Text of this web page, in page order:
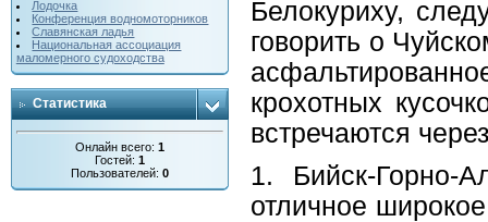
Лодочка
Конференция водномоторников
Славянская ладья
Национальная ассоциация
маломерного судоходства
Статистика
Онлайн всего: 1
Гостей: 1
Пользователей: 0
Белокуриху,
говорить о
крохотных
встречаются
1. Бийск-
отличное